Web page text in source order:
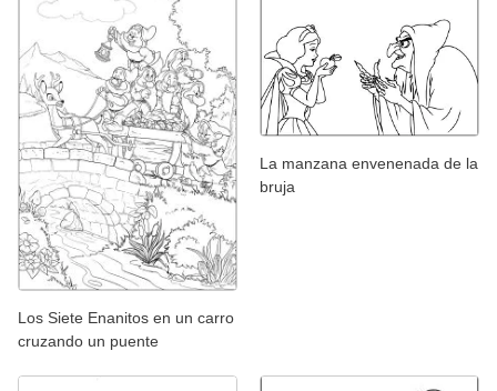
Los Siete Enanitos en un carro
cruzando un puente
La manzana envenenada de la
bruja